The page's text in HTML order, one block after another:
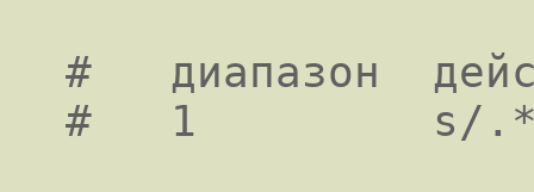
#   диапазон
#   1         s/